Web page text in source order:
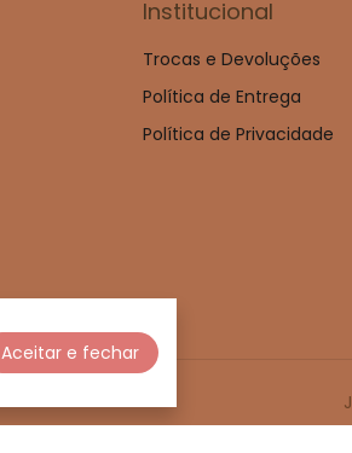
Aceitar e fechar
Institucional
Trocas e Devoluções
Política de Entrega
Política de Privacidade
©2026. Juh Kids -